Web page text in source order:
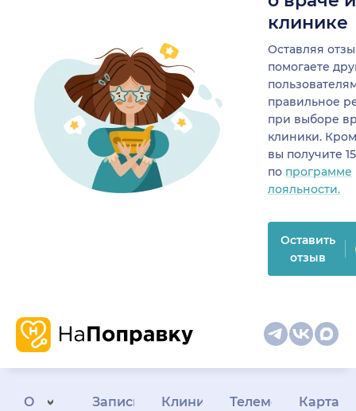
клинике
Оставляя
помогаете
правильное
при выборе
клиники.
вы получите
по программе
лояльности.
Оставить
отзыв
О
Запись
КлиникамТелемедицина
Карта